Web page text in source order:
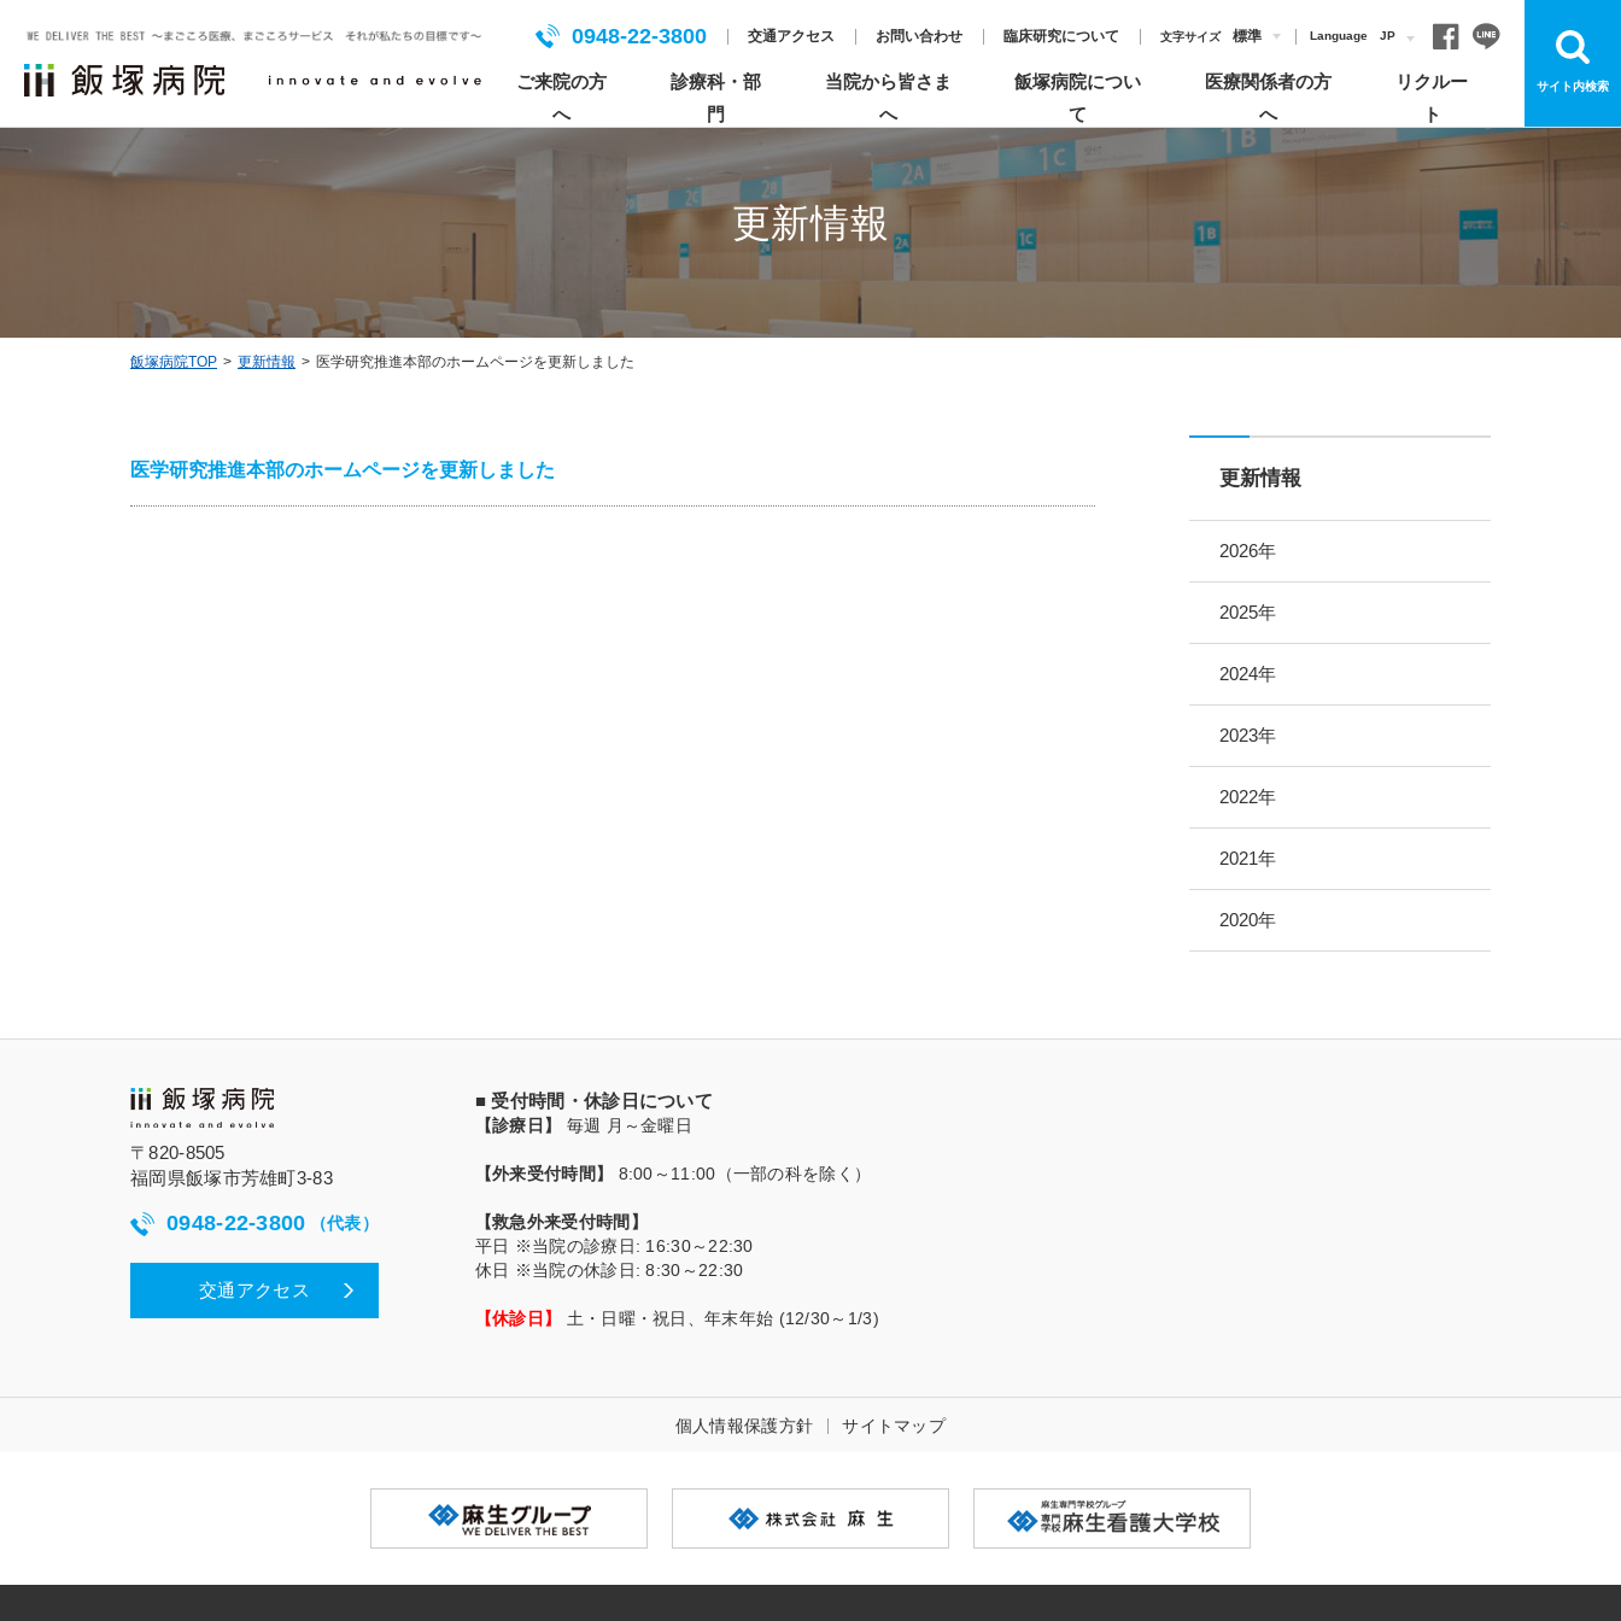
0948-22-3800 交通アクセス お問い合わせ 臨床研究について 文字サイズ 標準 Language JP
ご来院の方
へ
入院について お見舞いについて
救急外来受診について セカンドオピニオンについて
診療科・部
門
各センターについて 各部門について
当院から皆さま
へ
飯塚病院のがん診療
飯塚病院で相談できるスタッフ 個人情報保護方針（プライバシーポリシー）
NCDの外科手術・治療データベース事業
ソーシャルメディアについて イベント・講演会
地域医療サポーター制度
病院救急車のクラウドファンディング
飯塚病院につい
て
医療関係者の方
へ
患者さんのご紹介について 登録医制度のご紹介
リクルー
ト
サイト内検索
更新情報
飯塚病院TOP 更新情報 医学研究推進本部のホームページを更新しました
医学研究推進本部のホームページを更新しました 更新情報
2026年
2025年
2024年
2023年
2022年
2021年
2020年
〒820-8505
福岡県飯塚市芳雄町3-83
0948-22-3800 （代表）
交通アクセス
■ 受付時間・休診日について
【診療日】 毎週 月～金曜日
【外来受付時間】 8:00～11:00（一部の科を除く）
【救急外来受付時間】
平日 ※当院の診療日: 16:30～22:30
休日 ※当院の休診日: 8:30～22:30
【休診日】 土・日曜・祝日、年末年始 (12/30～1/3)
個人情報保護方針 サイトマップ